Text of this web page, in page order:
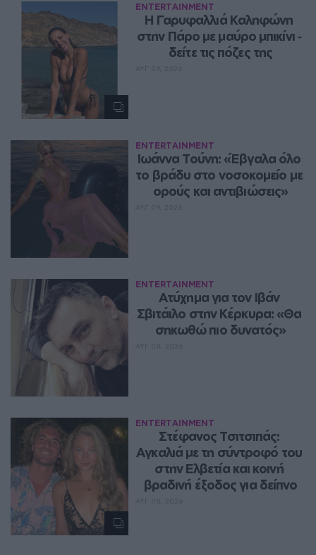
ENTERTAINMENT
Η Γαρυφαλλιά Καληφώνη
στην Πάρο με μαύρο μπικίνι ‑
δείτε τις πόζες της
ENTERTAINMENT
Ιωάννα Τούνη: «Έβγαλα όλο
το βράδυ στο νοσοκομείο με
ορούς και αντιβιώσεις»
ENTERTAINMENT
Ατύχημα για τον Ιβάν
Σβιτάιλο στην Κέρκυρα: «Θα
σηκωθώ πιο δυνατός»
ENTERTAINMENT
Στέφανος Τσιτσιπάς:
Αγκαλιά με τη σύντροφό του
στην Ελβετία και κοινή
βραδινή έξοδος για δείπνο